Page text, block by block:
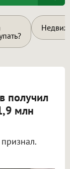
получил
млн